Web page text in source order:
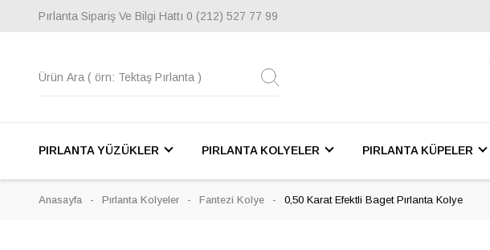
Pırlanta Sipariş Ve Bilgi Hattı 0 (212) 527 77 99
PIRLANTA YÜZÜKLER PIRLANTA KOLYELER PIRLANTA KÜPELER
Anasayfa Pırlanta Kolyeler Fantezi Kolye 0,50 Karat Efektli Baget Pırlanta Kolye